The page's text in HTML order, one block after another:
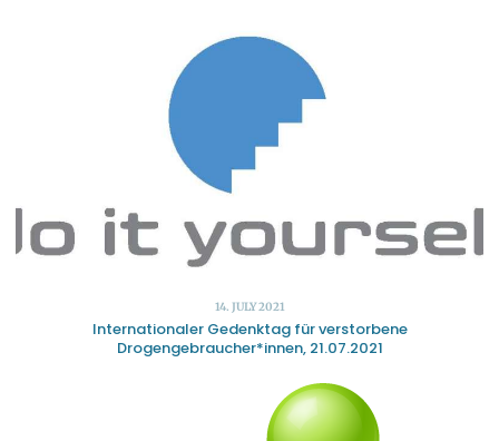
14. JULY 2021
Internationaler Gedenktag für verstorbene
Drogengebraucher*innen, 21.07.2021